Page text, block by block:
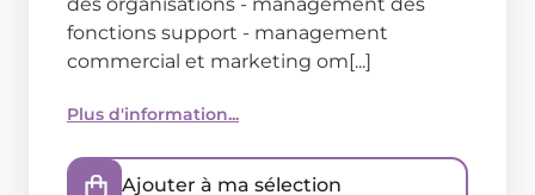
fonctions support - management
commercial et marketing om[...]
Plus d'information...
Ajouter à ma sélection